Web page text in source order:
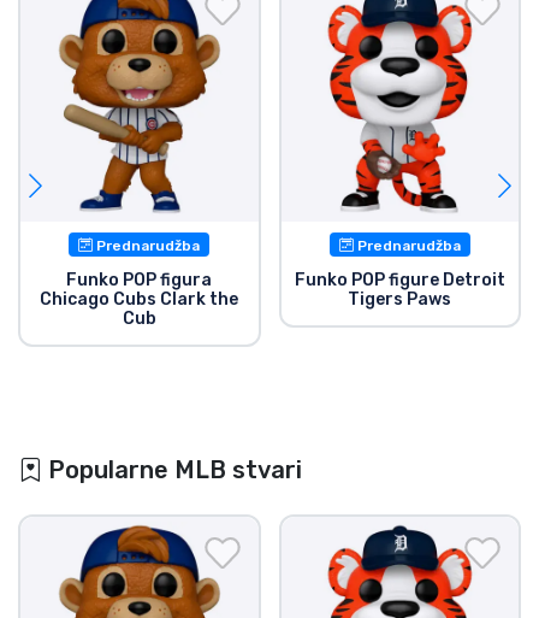
Prednarudžba
Funko POP figura
Chicago Cubs Clark the
Cub
Prednarudžba
Funko POP figure Detroit
Tigers Paws
Popularne MLB stvari